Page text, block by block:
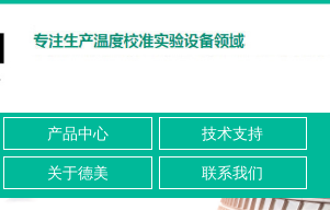
产品中心 技术支持
关于德美 联系我们